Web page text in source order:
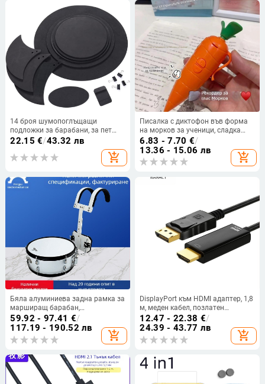
14 броя шумопоглъщащи
подложки за барабани, за пет
барабана и три тарелки, гумени
22.15 €/43.32 лв
add_shopping_cart
Писалка с диктофон във форма
на морков за ученици, сладка
играчка
6.83 - 7.70 €/
13.36 - 15.06 лв
add_shopping_cart
Бяла алуминиева задна рамка за
марширащ барабан,
персонализиран аксесоар за
ударни инструменти
59.92 - 97.41 €/
117.19 - 190.52 лв
add_shopping_cart
DisplayPort към HDMI адаптер, 1,8
м, меден кабел, позлатен
интерфейс
12.47 - 22.38 €/
24.39 - 43.77 лв
add_shopping_cart